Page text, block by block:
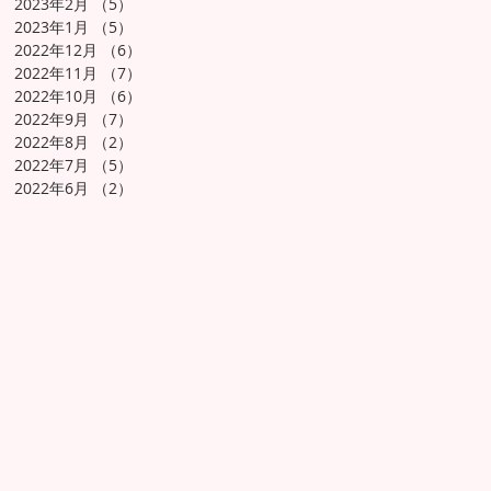
2023年1月
（5）
2022年12月
（6）
2022年11月
（7）
2022年10月
（6）
2022年9月
（7）
2022年8月
（2）
2022年7月
（5）
2022年6月
（2）